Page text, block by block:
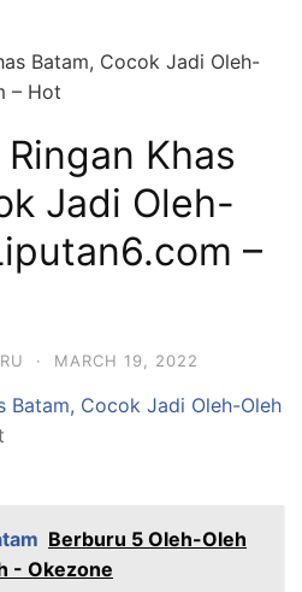
Khas
Jadi Oleh-
–
· MARCH 19, 2022
Batam, Cocok Jadi Oleh-Oleh
Berburu 5 Oleh-Oleh
- Okezone